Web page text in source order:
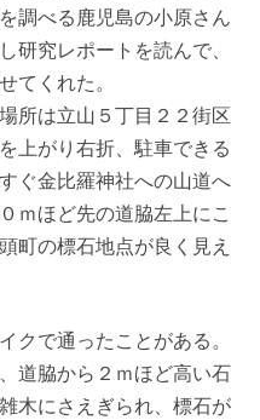
調べる鹿児島の小原さん
研究レポートを読んで、
てくれた。
所は立山５丁目２２街区
上がり右折、駐車できる
ぐ金比羅神社への山道へ
ｍほど先の道脇左上にこ
町の標石地点が良く見え
クで通ったことがある。
道脇から２ｍほど高い石
木にさえぎられ、標石が